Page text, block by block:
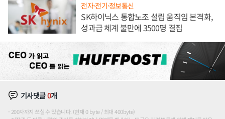
전자·전기·정보통신
SK하이닉스 통합노조 설립 움직임 본격화,
성과급 체계 불만에 3500명 결집
기사댓글0개
200자까지 쓰실 수 있습니다. (현재 0 byte / 최대 400byte)